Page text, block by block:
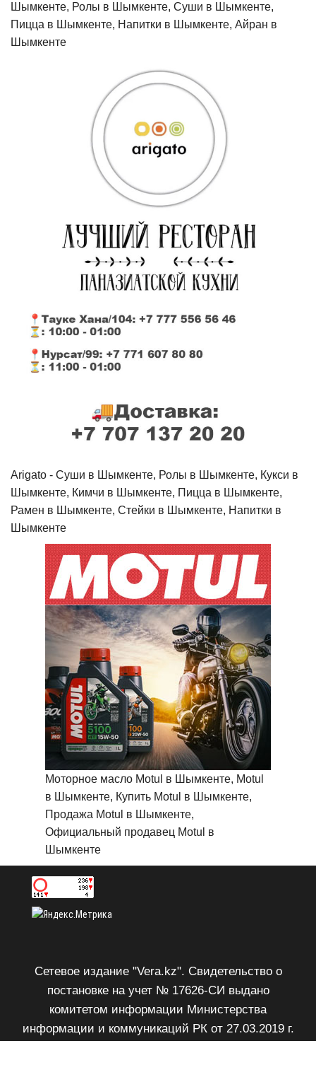
Шымкенте, Ролы в Шымкенте, Суши в Шымкенте,
Пицца в Шымкенте, Напитки в Шымкенте, Айран в
Шымкенте
Arigato - Cуши в Шымкенте, Ролы в Шымкенте, Кукси в
Шымкенте, Кимчи в Шымкенте, Пицца в Шымкенте,
Рамен в Шымкенте, Стейки в Шымкенте, Напитки в
Шымкенте
Моторное масло Motul в Шымкенте, Motul
в Шымкенте, Купить Motul в Шымкенте,
Продажа Motul в Шымкенте,
Официальный продавец Motul в
Шымкенте
Сетевое издание "Vera.kz". Свидетельство о
постановке на учет № 17626-СИ выдано
комитетом информации Министерства
информации и коммуникаций РК от 27.03.2019 г.